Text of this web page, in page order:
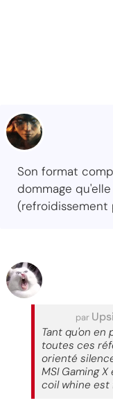
Son format
dommage
(refroidissement
par
Tant qu'on en
toutes ces
orienté
MSI Gaming
coil whine